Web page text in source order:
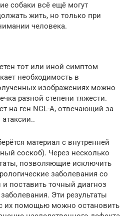
собаки всё ещё могут
жить, но только при
человека.
тот или иной симптом
необходимость в
изображениях можно
разной степени тяжести.
на ген NCL-А, отвечающий за
материал с внутренней
соскоб). Через несколько
позволяющие исключить
заболевания со
поставить точный диагноз
Эти результаты
их помощью можно остановить